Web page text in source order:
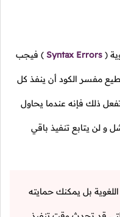
(
Syntax Errors
) فيجب
مفسر الكود أن ينفذ كل
ذلك فإنه عندما يحاول
و لن يتابع تنفيذ باقي
بل يمكنك حمايته